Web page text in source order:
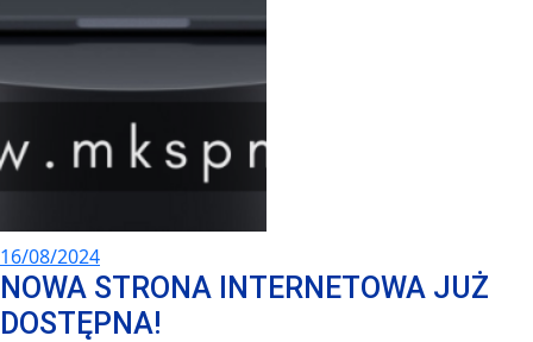
16/08/2024
NOWA STRONA INTERNETOWA JUŻ
DOSTĘPNA!